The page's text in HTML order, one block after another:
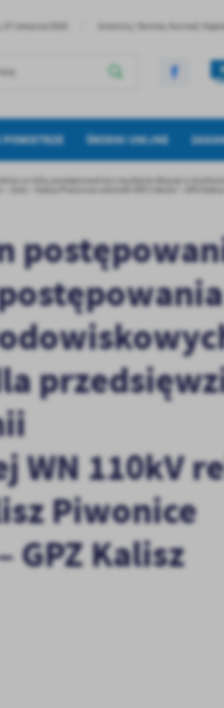
07 sierpnia 2026 Imieniny: Dorota, Konrad,
POWIETRZE ŚRODKI UNIJNE
w toku postępowania o wydanie decyzji o
Żuki – Kalisz Piwonice odcinek GPZ Ceków – GPZ Kalisz
WN 110kV
Piwonice
GPZ Kalisz